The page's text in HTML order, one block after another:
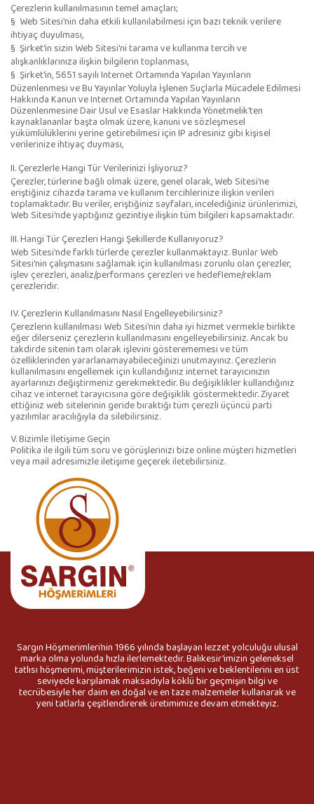
Çerezlerin kullanılmasının temel amaçları;
§ Web Sitesi'nin daha etkili kullanılabilmesi için bazı teknik verilere
ihtiyaç duyulması,
§ Şirket'in sizin Web Sitesi'ni tarama ve kullanma tercih ve
alışkanlıklarınıza ilişkin bilgilerin toplanması,
§ Şirket'in, 5651 sayılı Internet Ortamında Yapılan Yayınların
Düzenlenmesi ve Bu Yayınlar Yoluyla İşlenen Suçlarla Mücadele Edilmesi
Hakkında Kanun ve Internet Ortamında Yapılan Yayınların
Düzenlenmesine Dair Usul ve Esaslar Hakkında Yönetmelik'ten
kaynaklananlar başta olmak üzere, kanuni ve sözleşmesel
yükümlülüklerini yerine getirebilmesi için IP adresiniz gibi kişisel
verilerinize ihtiyaç duyması,
II. Çerezlerle Hangi Tür Verilerinizi İşliyoruz?
Çerezler, türlerine bağlı olmak üzere, genel olarak, Web Sitesi'ne
eriştiğiniz cihazda tarama ve kullanım tercihlerinize ilişkin verileri
toplamaktadır. Bu veriler, eriştiğiniz sayfaları, incelediğiniz ürünlerimizi,
Web Sitesi'nde yaptığınız gezintiye ilişkin tüm bilgileri kapsamaktadır.
III. Hangi Tür Çerezleri Hangi Şekillerde Kullanıyoruz?
Web Sitesi'nde farklı türlerde çerezler kullanmaktayız. Bunlar Web
Sitesi'nin çalışmasını sağlamak için kullanılması zorunlu olan çerezler,
işlev çerezleri, analiz/performans çerezleri ve hedefleme/reklam
çerezleridir.
IV. Çerezlerin Kullanılmasını Nasıl Engelleyebilirsiniz?
Çerezlerin kullanılması Web Sitesi'nin daha iyi hizmet vermekle birlikte
eğer dilerseniz çerezlerin kullanılmasını engelleyebilirsiniz. Ancak bu
takdirde sitenin tam olarak işlevini gösterememesi ve tüm
özelliklerinden yararlanamayabileceğinizi unutmayınız. Çerezlerin
kullanılmasını engellemek için kullandığınız internet tarayıcınızın
ayarlarınızı değiştirmeniz gerekmektedir. Bu değişiklikler kullandığınız
cihaz ve internet tarayıcısına göre değişiklik göstermektedir. Ziyaret
ettiğiniz web sitelerinin geride bıraktığı tüm çerezli üçüncü parti
yazılımlar aracılığıyla da silebilirsiniz.
V. Bizimle İletişime Geçin
Politika ile ilgili tüm soru ve görüşlerinizi bize online müşteri hizmetleri
veya mail adresimizle iletişime geçerek iletebilirsiniz.
Sargın Höşmerimleri’nin 1966 yılında başlayan lezzet yolculuğu ulusal
marka olma yolunda hızla ilerlemektedir. Balıkesir’imizin geleneksel
tatlısı höşmerimi, müşterilerimizin istek, beğeni ve beklentilerini en üst
seviyede karşılamak maksadıyla köklü bir geçmişin bilgi ve
tecrübesiyle her daim en doğal ve en taze malzemeler kullanarak ve
yeni tatlarla çeşitlendirerek üretimimize devam etmekteyiz.